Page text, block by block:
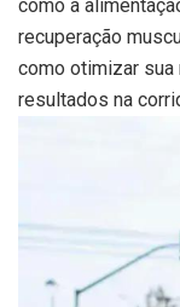
como a
recuperação
como otimizar sua
resultados na